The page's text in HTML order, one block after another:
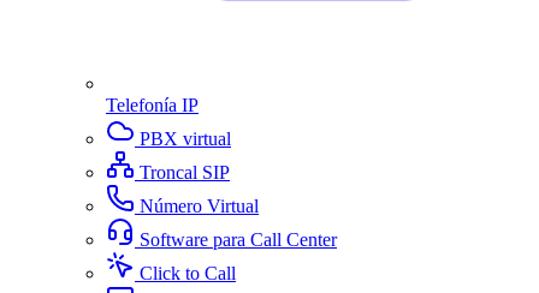
Telefonía IP
PBX virtual
Troncal SIP
Número Virtual
Software para Call Center
Click to Call